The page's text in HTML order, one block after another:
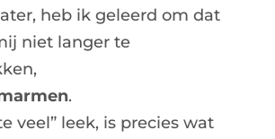
heb ik geleerd om dat
niet langer te
.
veel” leek, is precies wat